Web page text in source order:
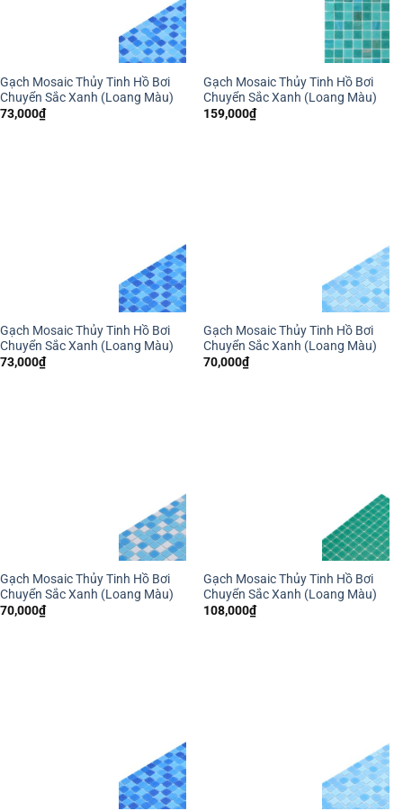
Gạch Mosaic Thủy Tinh Hồ Bơi
Chuyển Sắc Xanh (Loang Màu)
73,000₫
Gạch Mosaic Thủy Tinh Hồ Bơi
Chuyển Sắc Xanh (Loang Màu)
159,000₫
Gạch Mosaic Thủy Tinh Hồ Bơi
Chuyển Sắc Xanh (Loang Màu)
73,000₫
Gạch Mosaic Thủy Tinh Hồ Bơi
Chuyển Sắc Xanh (Loang Màu)
70,000₫
Gạch Mosaic Thủy Tinh Hồ Bơi
Chuyển Sắc Xanh (Loang Màu)
70,000₫
Gạch Mosaic Thủy Tinh Hồ Bơi
Chuyển Sắc Xanh (Loang Màu)
108,000₫